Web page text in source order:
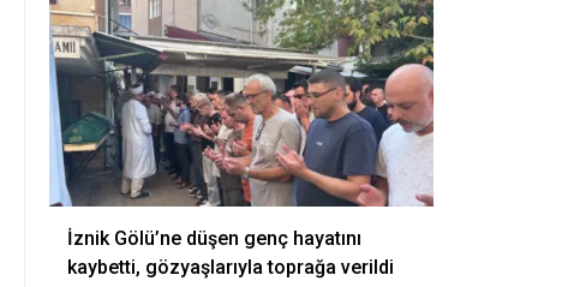
İznik Gölü’ne düşen genç hayatını
kaybetti, gözyaşlarıyla toprağa verildi